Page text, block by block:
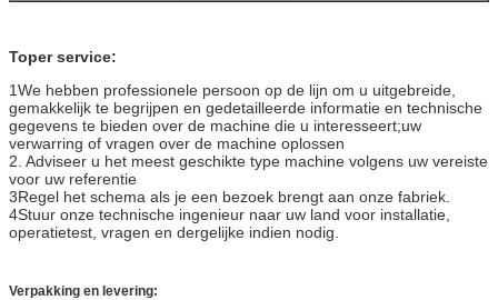
Toper service:
1We hebben professionele persoon op de lijn om u uitgebreide,
gemakkelijk te begrijpen en gedetailleerde informatie en technische
gegevens te bieden over de machine die u interesseert;uw
verwarring of vragen over de machine oplossen
2. Adviseer u het meest geschikte type machine volgens uw vereiste
voor uw referentie
3Regel het schema als je een bezoek brengt aan onze fabriek.
4Stuur onze technische ingenieur naar uw land voor installatie,
operatietest, vragen en dergelijke indien nodig.
Verpakking en levering: